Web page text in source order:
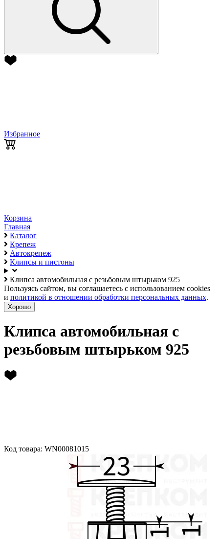
Избранное
Корзина
Главная
Каталог
Крепеж
Автокрепеж
Клипсы и пистоны
Клипса автомобильная с резьбовым штырьком 925
Пользуясь сайтом, вы соглашаетесь с использованием cookies
и политикой в отношении обработки персональных данных.
Хорошо
Клипса автомобильная с
резьбовым штырьком 925
Код товара: WN00081015